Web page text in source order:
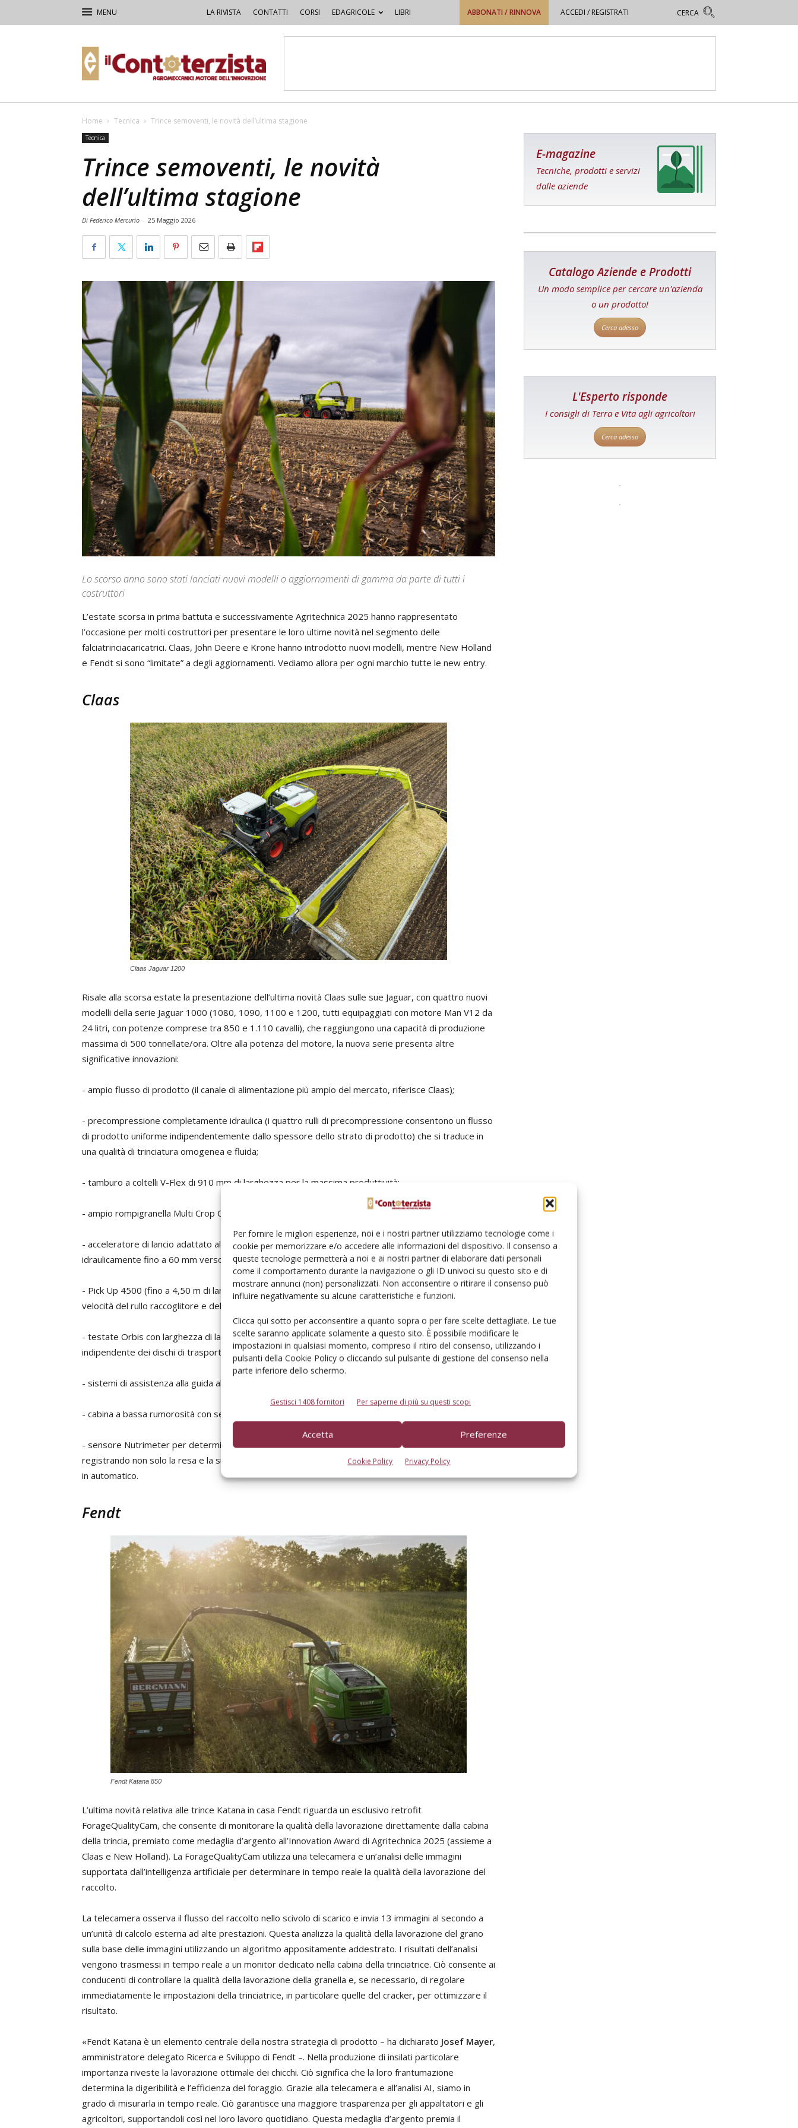
Per fornire le migliori esperienze, noi e i nostri partner utilizziamo tecnologie come i
cookie per memorizzare e/o accedere alle informazioni del dispositivo. Il consenso a
queste tecnologie permetterà a noi e ai nostri partner di elaborare dati personali
come il comportamento durante la navigazione o gli ID univoci su questo sito e di
mostrare annunci (non) personalizzati. Non acconsentire o ritirare il consenso può
influire negativamente su alcune caratteristiche e funzioni.
Clicca qui sotto per acconsentire a quanto sopra o per fare scelte dettagliate. Le tue
scelte saranno applicate solamente a questo sito. È possibile modificare le
impostazioni in qualsiasi momento, compreso il ritiro del consenso, utilizzando i
pulsanti della Cookie Policy o cliccando sul pulsante di gestione del consenso nella
parte inferiore dello schermo.
Gestisci 1408 fornitori Per saperne di più su questi scopi
Accetta Preferenze
Cookie Policy Privacy Policy
LA RIVISTA CONTATTI CORSI EDAGRICOLE LIBRI ABBONATI / RINNOVA ACCEDI / REGISTRATI
Contoterzista
Home Tecnica Trince semoventi, le novità dell’ultima stagione
Tecnica
Trince semoventi, le novità
dell’ultima stagione
Di Federico Mercurio - 25 Maggio 2026
Lo scorso anno sono stati lanciati nuovi modelli o aggiornamenti di gamma da parte di tutti i
costruttori
L’estate scorsa in prima battuta e successivamente Agritechnica 2025 hanno rappresentato
l’occasione per molti costruttori per presentare le loro ultime novità nel segmento delle
falciatrinciacaricatrici. Claas, John Deere e Krone hanno introdotto nuovi modelli, mentre New Holland
e Fendt si sono “limitate” a degli aggiornamenti. Vediamo allora per ogni marchio tutte le new entry.
Claas
Claas Jaguar 1200
Risale alla scorsa estate la presentazione dell’ultima novità Claas sulle sue Jaguar, con quattro nuovi
modelli della serie Jaguar 1000 (1080, 1090, 1100 e 1200, tutti equipaggiati con motore Man V12 da
24 litri, con potenze comprese tra 850 e 1.110 cavalli), che raggiungono una capacità di produzione
massima di 500 tonnellate/ora. Oltre alla potenza del motore, la nuova serie presenta altre
significative innovazioni:
- ampio flusso di prodotto (il canale di alimentazione più ampio del mercato, riferisce Claas);
- precompressione completamente idraulica (i quattro rulli di precompressione consentono un flusso
di prodotto uniforme indipendentemente dallo spessore dello strato di prodotto) che si traduce in
una qualità di trinciatura omogenea e fluida;
- tamburo a coltelli V-Flex di 910 mm di larghezza per la massima produttività;
- ampio rompigranella Multi Crop Cracker XL, disponibile in versione MCC XL Classic e Shredlage;
- acceleratore di lancio adattato alla maggiore potenza della Jaguar 1000, con distanza regolabile
idraulicamente fino a 60 mm verso la parete posteriore, e nuovo tubo di scarico;
- Pick Up 4500 (fino a 4,50 m di larghezza di lavoro), con azionamento variabile indipendente della
velocità del rullo raccoglitore e della coclea di alimentazione;
- testate Orbis con larghezza di lavoro di 9,00 m e 10,50 m (12 e 14 file) e azionamento variabile
indipendente dei dischi di trasporto, nonché dei tamburi verticali di alimentazione;
- sistemi di assistenza alla guida all’avanguardia (Cemos Auto Crop Flow e Cemos Auto Performance);
- cabina a bassa rumorosità con sedile di guida girevole e sterzo a joystick (opzionale);
- sensore Nutrimeter per determinare con precisione in tempo reale il contenuto di materia secca,
registrando non solo la resa e la sua mappatura molto più precisa, ma anche la lunghezza del trinciato
in automatico.
Fendt
Fendt Katana 850
L’ultima novità relativa alle trince Katana in casa Fendt riguarda un esclusivo retrofit
ForageQualityCam, che consente di monitorare la qualità della lavorazione direttamente dalla cabina
della trincia, premiato come medaglia d’argento all’Innovation Award di Agritechnica 2025 (assieme a
Claas e New Holland). La ForageQualityCam utilizza una telecamera e un’analisi delle immagini
supportata dall’intelligenza artificiale per determinare in tempo reale la qualità della lavorazione del
raccolto.
La telecamera osserva il flusso del raccolto nello scivolo di scarico e invia 13 immagini al secondo a
un’unità di calcolo esterna ad alte prestazioni. Questa analizza la qualità della lavorazione del grano
sulla base delle immagini utilizzando un algoritmo appositamente addestrato. I risultati dell’analisi
vengono trasmessi in tempo reale a un monitor dedicato nella cabina della trinciatrice. Ciò consente ai
conducenti di controllare la qualità della lavorazione della granella e, se necessario, di regolare
immediatamente le impostazioni della trinciatrice, in particolare quelle del cracker, per ottimizzare il
risultato.
«Fendt Katana è un elemento centrale della nostra strategia di prodotto – ha dichiarato Josef Mayer,
amministratore delegato Ricerca e Sviluppo di Fendt –. Nella produzione di insilati particolare
importanza riveste la lavorazione ottimale dei chicchi. Ciò significa che la loro frantumazione
determina la digeribilità e l’efficienza del foraggio. Grazie alla telecamera e all’analisi AI, siamo in
grado di misurarla in tempo reale. Ciò garantisce una maggiore trasparenza per gli appaltatori e gli
agricoltori, supportandoli così nel loro lavoro quotidiano. Questa medaglia d’argento premia il
E-magazine
Tecniche, prodotti e servizi
dalle aziende
Catalogo Aziende e Prodotti
Un modo semplice per cercare un'azienda
o un prodotto!
Cerca adesso
L'Esperto risponde
I consigli di Terra e Vita agli agricoltori
Cerca adesso